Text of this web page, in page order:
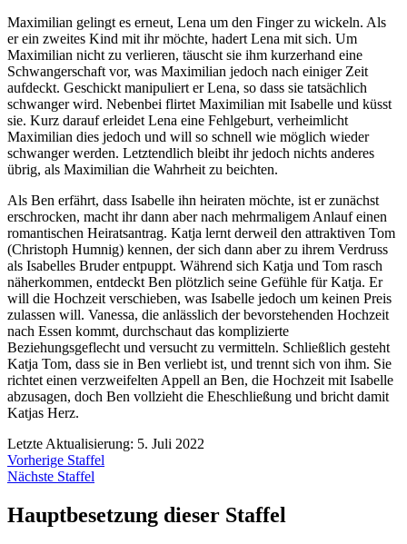
Maximilian gelingt es erneut, Lena um den Finger zu wickeln. Als
er ein zweites Kind mit ihr möchte, hadert Lena mit sich. Um
Maximilian nicht zu verlieren, täuscht sie ihm kurzerhand eine
Schwangerschaft vor, was Maximilian jedoch nach einiger Zeit
aufdeckt. Geschickt manipuliert er Lena, so dass sie tatsächlich
schwanger wird. Nebenbei flirtet Maximilian mit Isabelle und küsst
sie. Kurz darauf erleidet Lena eine Fehlgeburt, verheimlicht
Maximilian dies jedoch und will so schnell wie möglich wieder
schwanger werden. Letztendlich bleibt ihr jedoch nichts anderes
übrig, als Maximilian die Wahrheit zu beichten.
Als Ben erfährt, dass Isabelle ihn heiraten möchte, ist er zunächst
erschrocken, macht ihr dann aber nach mehrmaligem Anlauf einen
romantischen Heiratsantrag. Katja lernt derweil den attraktiven Tom
(Christoph Humnig) kennen, der sich dann aber zu ihrem Verdruss
als Isabelles Bruder entpuppt. Während sich Katja und Tom rasch
näherkommen, entdeckt Ben plötzlich seine Gefühle für Katja. Er
will die Hochzeit verschieben, was Isabelle jedoch um keinen Preis
zulassen will. Vanessa, die anlässlich der bevorstehenden Hochzeit
nach Essen kommt, durchschaut das komplizierte
Beziehungsgeflecht und versucht zu vermitteln. Schließlich gesteht
Katja Tom, dass sie in Ben verliebt ist, und trennt sich von ihm. Sie
richtet einen verzweifelten Appell an Ben, die Hochzeit mit Isabelle
abzusagen, doch Ben vollzieht die Eheschließung und bricht damit
Katjas Herz.
Letzte Aktualisierung: 5. Juli 2022
Vorherige Staffel
Nächste Staffel
Hauptbesetzung dieser Staffel